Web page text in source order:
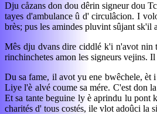
Dju cåzans don dou dêrin signeur dou
tayes d'ambulance û d' circulâcion. I
brès; pus les amindes pluvint sûjant
Mês dju dvans dire ciddlé k'i n'avot nin
rinchinchetes amon les signeurs vejins.
Du sa fame, il avot yu ene bwêchele,
Liye l'è alvé coume sa mére. C'est don
Et sa tante beguine ly è aprindu lu pont
charités d' tous costés, ile vlot adoûci la